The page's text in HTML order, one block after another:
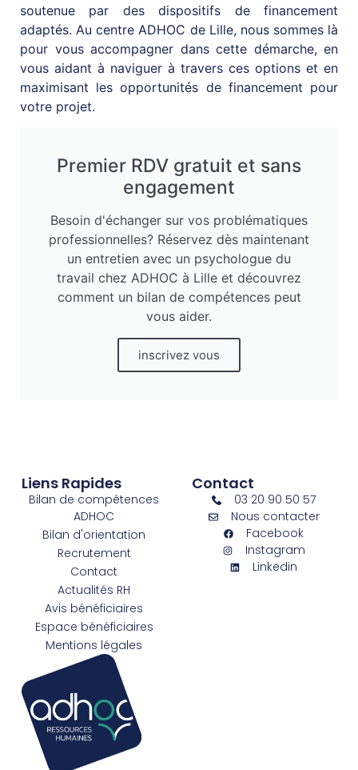
soutenue par des dispositifs de financement
adaptés. Au centre ADHOC de Lille, nous sommes là
pour vous accompagner dans cette démarche, en
vous aidant à naviguer à travers ces options et en
maximisant les opportunités de financement pour
votre projet.
Premier RDV gratuit et sans
engagement
Besoin d'échanger sur vos problématiques
professionnelles? Réservez dès maintenant
un entretien avec un psychologue du
travail chez ADHOC à Lille et découvrez
comment un bilan de compétences peut
vous aider.
inscrivez vous
Liens Rapides
Bilan de compétences
ADHOC
Bilan d'orientation
Recrutement
Contact
Actualités RH
Avis bénéficiaires
Espace bénéficiaires
Mentions légales
Contact
03 20 90 50 57
Nous contacter
Facebook
Instagram
Linkedin